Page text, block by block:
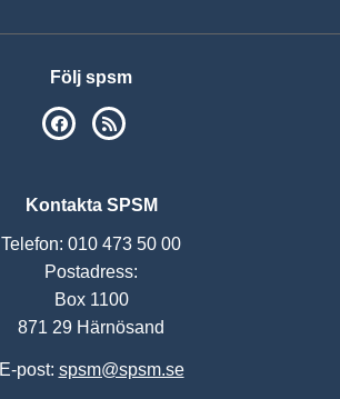
Följ spsm
SPSM på Facebook
Kontakta SPSM
Telefon: 010 473 50 00
Postadress:
Box 1100
871 29 Härnösand
E-post: spsm@spsm.se